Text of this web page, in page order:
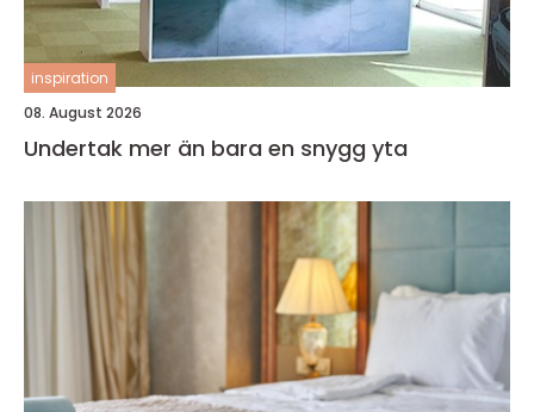
inspiration
08. August 2026
Undertak mer än bara en snygg yta